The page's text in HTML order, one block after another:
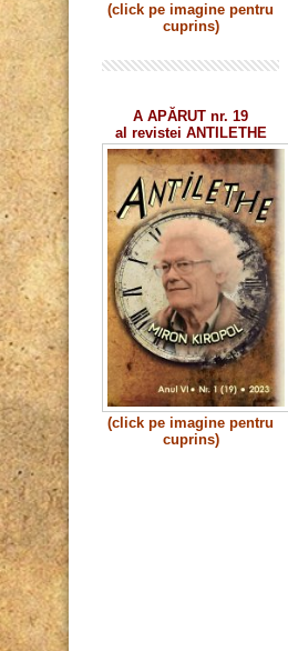
(click pe imagine pentru
cuprins)
A APĂRUT nr. 19
al revistei ANTILETHE
(click pe imagine pentru
cuprins)